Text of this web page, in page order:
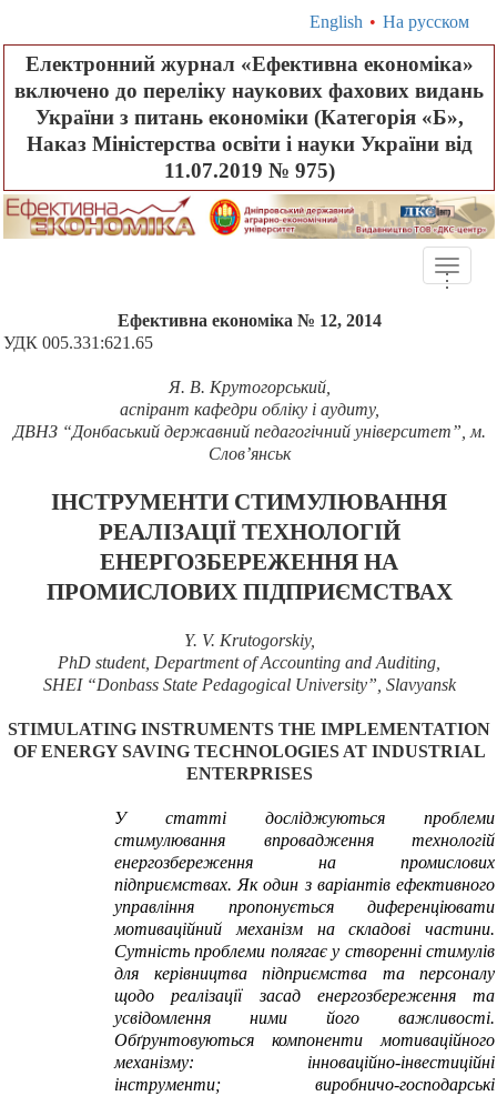
English • На русском
Електронний журнал «Ефективна економіка»
включено до переліку наукових фахових видань
України з питань економіки (Категорія «Б»,
Наказ Міністерства освіти і науки України від
11.07.2019 № 975)
Toggle
...
Ефективна економіка № 12, 2014
УДК 005.331:621.65
Я. В. Крутогорський,
аспірант кафедри обліку і аудиту,
ДВНЗ “Донбаський державний педагогічний університет”, м.
Слов’янськ
ІНСТРУМЕНТИ СТИМУЛЮВАННЯ
РЕАЛІЗАЦІЇ ТЕХНОЛОГІЙ
ЕНЕРГОЗБЕРЕЖЕННЯ НА
ПРОМИСЛОВИХ ПІДПРИЄМСТВАХ
Y. V. Krutogorskiy,
PhD student, Department of Accounting and Auditing,
SHEI “Donbass State Pedagogical University”, Slavyansk
STIMULATING INSTRUMENTS THE IMPLEMENTATION
OF ENERGY SAVING TECHNOLOGIES AT INDUSTRIAL
ENTERPRISES
У статті досліджуються проблеми
стимулювання впровадження технологій
енергозбереження на промислових
підприємствах. Як один з варіантів ефективного
управління пропонується диференціювати
мотиваційний механізм на складові частини.
Сутність проблеми полягає у створенні стимулів
для керівництва підприємства та персоналу
щодо реалізації засад енергозбереження та
усвідомлення ними його важливості.
Обґрунтовуються компоненти мотиваційного
механізму: інноваційно-інвестиційні
інструменти; виробничо-господарські